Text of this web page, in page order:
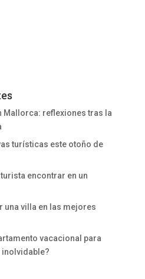
Mallorca: reflexiones tras la
turísticas este otoño de
encontrar en un
una villa en las mejores
vacacional para